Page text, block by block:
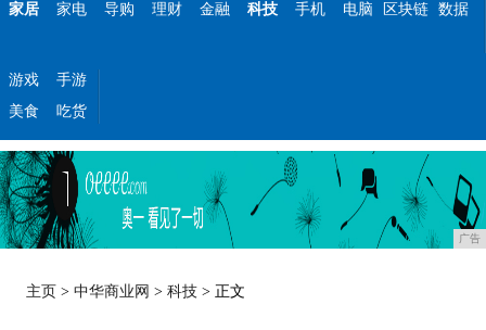
家居 家电 导购 理财 金融 科技 手机 电脑 区块链 数据
游戏
手游
美食
吃货
广告
主页 >中华商业网 >科技 > 正文